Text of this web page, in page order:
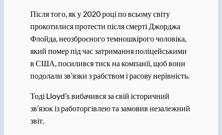
Після того, як у 2020 році по всьому світу
прокотилися протести після смерті Джорджа
Флойда, неозброєного темношкірого чоловіка,
який помер під час затримання поліцейськими
в США, посилився тиск на компанії, щоб вони
подолали зв’язки з рабством і расову нерівність.
Тоді Lloyd’s вибачився за свій історичний
зв’язок із работоргівлею та замовив незалежний
звіт.